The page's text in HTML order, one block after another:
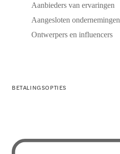
Aanbieders van ervaringen
Aangesloten ondernemingen
Ontwerpers en influencers
BETALINGSOPTIES